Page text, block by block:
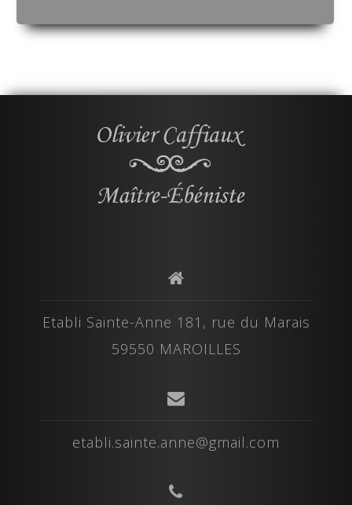
Etabli Sainte-Anne 181, rue du Marais
59550 MAROILLES
etabli.sainte.anne@gmail.com